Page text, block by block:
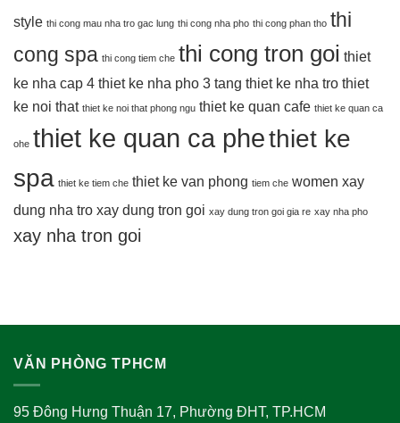
style thi cong mau nha tro gac lung thi cong nha pho thi cong phan tho thi
cong spa thi cong tiem che thi cong tron goi thiet
ke nha cap 4 thiet ke nha pho 3 tang thiet ke nha tro thiet
ke noi that thiet ke noi that phong ngu thiet ke quan cafe thiet ke quan ca
ohe thiet ke quan ca phethiet ke
spa thiet ke tiem che thiet ke van phong tiem che women xay
dung nha tro xay dung tron goi xay dung tron goi gia re xay nha pho
xay nha tron goi
VĂN PHÒNG TPHCM
95 Đông Hưng Thuận 17, Phường ĐHT, TP.HCM